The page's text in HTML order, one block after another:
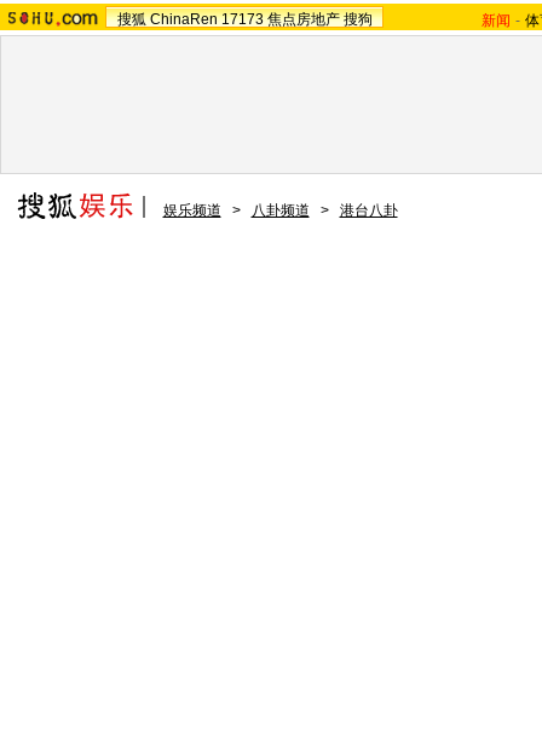
搜狐 ChinaRen 17173 焦点房地产 搜狗 新闻 -
娱乐频道 > 八卦频道 > 港台八卦